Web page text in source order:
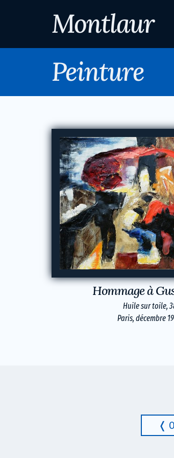
Montlaur
Peinture
Hommage à
Huile sur toile,
Paris, décembre